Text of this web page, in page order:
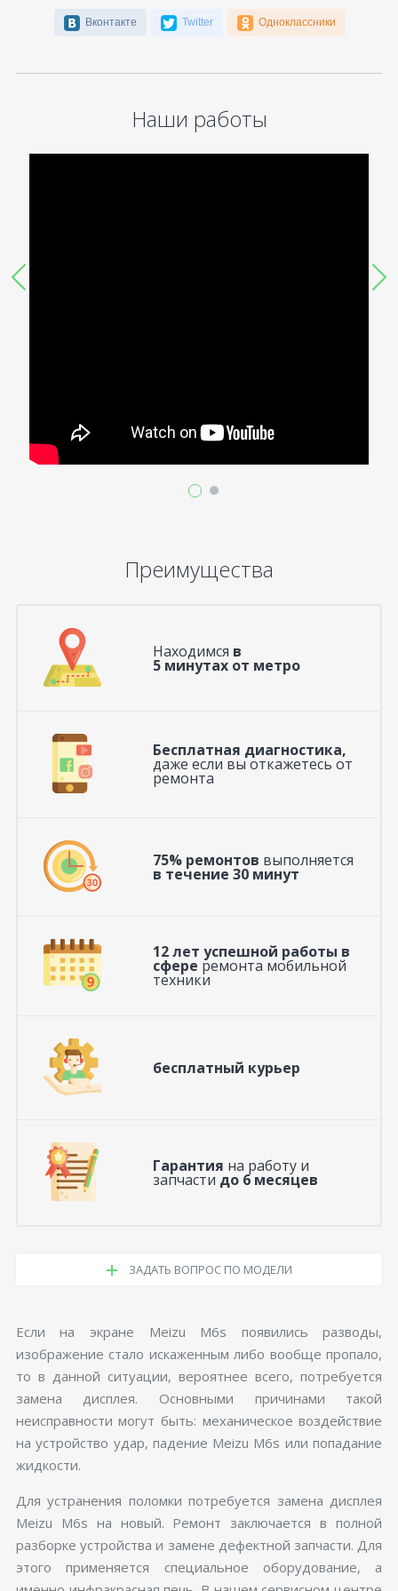
Вконтакте Twitter Одноклассники
Наши работы
Преимущества
Находимся в
5 минутах от метро
Бесплатная диагностика,
даже если вы откажетесь от
ремонта
75% ремонтов выполняется
в течение 30 минут
12 лет успешной работы в
сфере ремонта мобильной
техники
бесплатный курьер
Гарантия на работу и
запчасти до 6 месяцев
ЗАДАТЬ ВОПРОС ПО МОДЕЛИ
Если на экране Meizu M6s появились разводы,
изображение стало искаженным либо вообще пропало,
то в данной ситуации, вероятнее всего, потребуется
замена дисплея. Основными причинами такой
неисправности могут быть: механическое воздействие
на устройство удар, падение Meizu M6s или попадание
жидкости.
Для устранения поломки потребуется замена дисплея
Meizu M6s на новый. Ремонт заключается в полной
разборке устройства и замене дефектной запчасти. Для
этого применяется специальное оборудование, а